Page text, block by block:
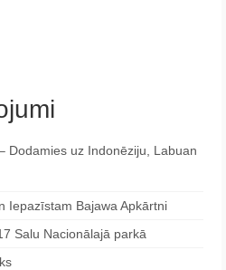
Dodamies uz Indonēziju, Labuan
Iepazīstam Bajawa Apkārtni
Salu Nacionālajā parkā